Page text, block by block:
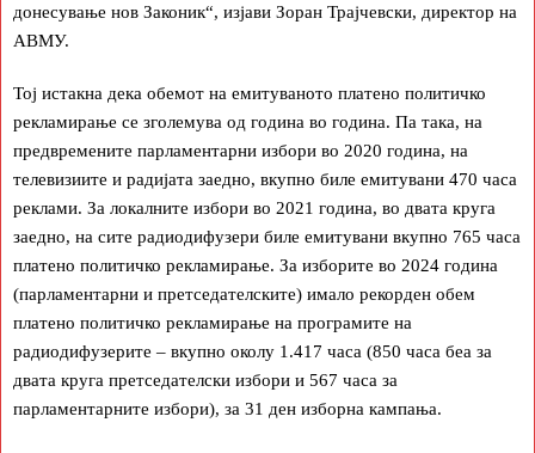
донесување нов Законик“, изјави Зоран Трајчевски, директор на
АВМУ.
Тој истакна дека обемот на емитуваното платено политичко
рекламирање се зголемува од година во година. Па така, на
предвремените парламентарни избори во 2020 година, на
телевизиите и радијата заедно, вкупно биле емитувани 470 часа
реклами. За локалните избори во 2021 година, во двата круга
заедно, на сите радиодифузери биле емитувани вкупно 765 часа
платено политичко рекламирање. За изборите во 2024 година
(парламентарни и претседателските) имало рекорден обем
платено политичко рекламирање на програмите на
радиодифузерите – вкупно околу 1.417 часа (850 часа беа за
двата круга претседателски избори и 567 часа за
парламентарните избори), за 31 ден изборна кампања.